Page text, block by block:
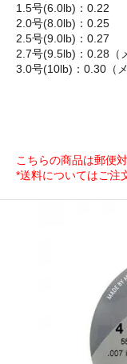
1.5号(6.0lb)：0.22
2.0号(8.0lb)：0.25
2.5号(9.0lb)：0.27
2.7号(9.5lb)：0.28（
3.0号(10lb)：0.30（
こちらの商品は郵便
*送料についてはご注